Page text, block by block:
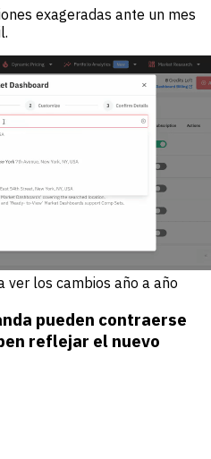
exageradas ante un mes
los cambios año a año
pueden contraerse
reflejar el nuevo